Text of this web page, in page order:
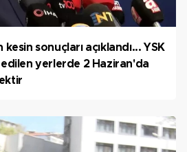
sonuçları açıklandı... YSK
edilen yerlerde 2 Haziran'da